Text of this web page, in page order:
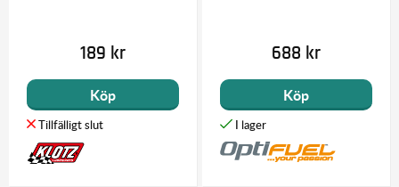
189 kr
Köp
688 kr
Köp